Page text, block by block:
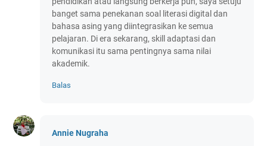
banget sama penekanan soal literasi digital dan
bahasa asing yang diintegrasikan ke semua
pelajaran. Di era sekarang, skill adaptasi dan
komunikasi itu sama pentingnya sama nilai
akademik.
Balas
Annie Nugraha